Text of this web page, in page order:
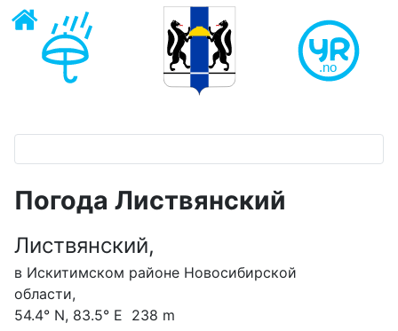
Погода Листвянский
Листвянский,
в Искитимском районе Новосибирской
области,
54.4° N, 83.5° E 238 m